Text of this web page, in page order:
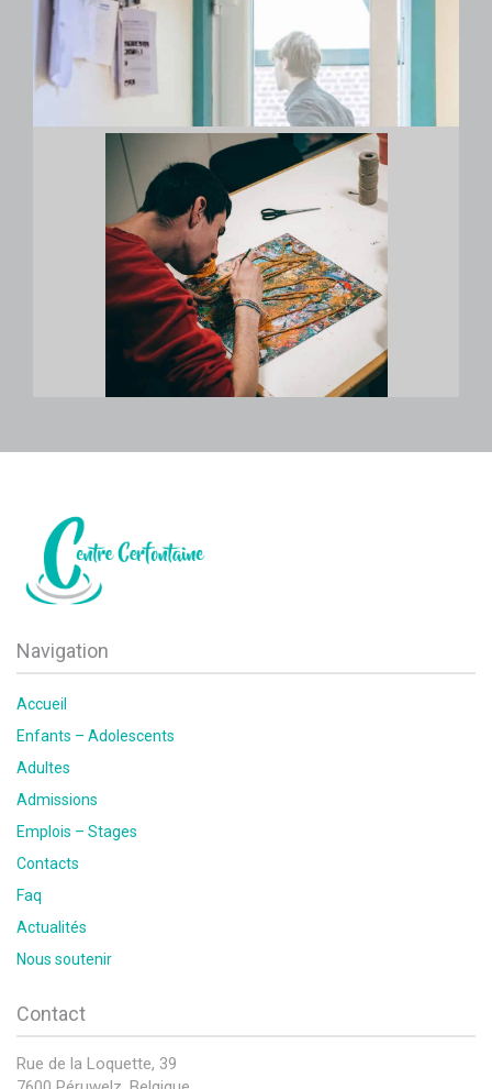
Navigation
Accueil
Enfants – Adolescents
Adultes
Admissions
Emplois – Stages
Contacts
Faq
Actualités
Nous soutenir
Contact
Rue de la Loquette, 39